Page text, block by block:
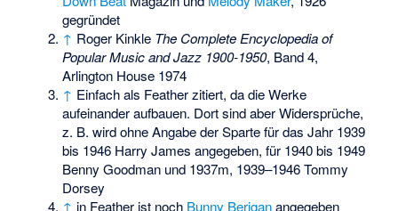
gegründet
↑ Roger Kinkle The Complete Encyclopedia of
Popular Music and Jazz 1900-1950, Band 4,
Arlington House 1974
↑ Einfach als Feather zitiert, da die Werke
aufeinander aufbauen. Dort sind aber Widersprüche,
z. B. wird ohne Angabe der Sparte für das Jahr 1939
bis 1946 Harry James angegeben, für 1940 bis 1949
Benny Goodman und 1937m, 1939–1946 Tommy
Dorsey
↑ in Feather ist noch Bunny Beriganangegeben